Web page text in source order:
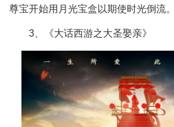
尊宝开始用月光宝盒以期使时光倒流。
3、《大话西游之大圣娶亲》